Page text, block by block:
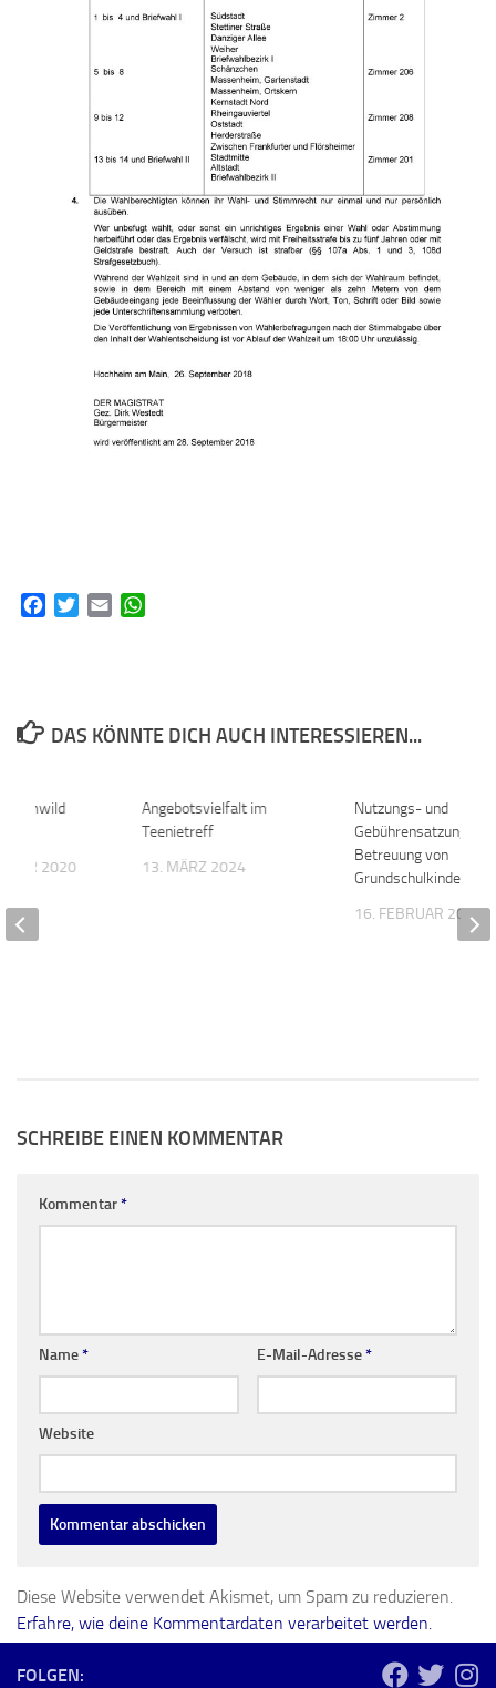
FacebookTwitterEmail
DAS KÖNNTE DICH AUCH INTERESSIEREN...
Angebotsvielfalt im
Teenietreff
13. MÄRZ 2024
Nutzungs- und
Gebührensatzung für
Betreuung von
Grundschulkinder
16. FEBRUAR 2026
Damwild
2020
SCHREIBE EINEN KOMMENTAR
Kommentar*
Name* E-Mail-Adresse*
Website
Diese Website verwendet Akismet, um Spam zu reduzieren.
Erfahre, wie deine Kommentardaten verarbeitet werden.
FOLGEN: